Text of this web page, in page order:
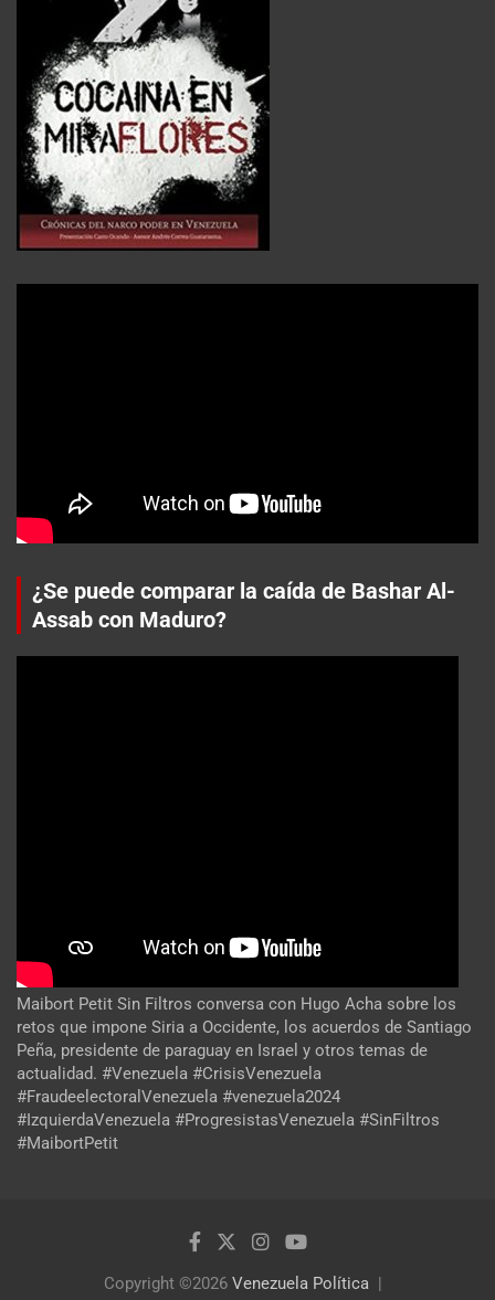
¿Se puede comparar la caída de Bashar Al-
Assab con Maduro?
Maibort Petit Sin Filtros conversa con Hugo Acha sobre los
retos que impone Siria a Occidente, los acuerdos de Santiago
Peña, presidente de paraguay en Israel y otros temas de
actualidad. #Venezuela #CrisisVenezuela
#FraudeelectoralVenezuela #venezuela2024
#IzquierdaVenezuela #ProgresistasVenezuela #SinFiltros
#MaibortPetit
Copyright ©2026 Venezuela Política